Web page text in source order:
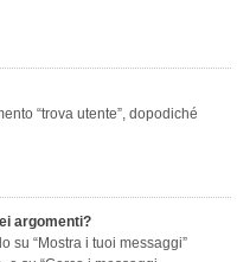
“trova utente”, dopodiché
argomenti?
su “Mostra i tuoi messaggi”